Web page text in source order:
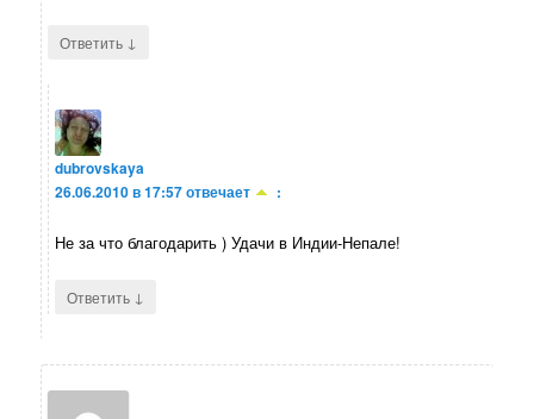
Ответить ↓
dubrovskaya
26.06.2010 в 17:57отвечает :
Не за что благодарить ) Удачи в Индии-Непале!
Ответить ↓